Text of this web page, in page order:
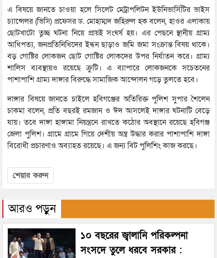
এ বিষয়ে জানতে চাওয়া হলে সিলেট মেট্রাপলিটন ইউনিভার্সিটির ভাইস
চ্যান্সেলর (ভিসি) প্রফেসর ড. মোহাম্মদ জহিরুল হক বলেন, হাওর এলাকায়
ছোটখাটো তুচ্ছ ঘটনা নিয়ে প্রায়ই সংঘর্ষ হয়। এর পেছনে স্থানীয় গ্রাম্য
আধিপত্য, জনপ্রতিনিধিদের ইন্ধন ছাড়াও জমি জমা সংক্রান্ত বিষয় থাকে।
বড় গোষ্টির লোকজন ছোট গোষ্টির লোকদের উপর নির্যাতন করে। গ্রাম্য
শালিস ব্যবস্থায়ও রয়েছে ক্রুটি। এ ব্যাপারে লোকজনকে সচেতনের
পাশাপাশি গ্রাম্য দাঙ্গার বিরুদ্ধে সামাজিক আন্দোলন গড়ে তুলতে হবে।
দাঙ্গার বিষয়ে জানতে চাইলে হবিগঞ্জের অতিরিক্ত পুলিশ সুপার শৈলেন
চাকমা বলেন, প্রতি বছরই রমজান ও ঈদ আসলেই দাঙ্গার ঘটনাটি বেড়ে
যায়। তবে দাঙ্গা হাঙ্গামা নিয়ন্ত্রনে রাখতে কঠোর অবস্থানে রয়েছে হবিগঞ্জ
জেলা পুলিশ। গ্রামে গ্রামে গিয়ে দেশীয় অস্ত্র উদ্ধার করার পাশাপাশি দাঙ্গা
বিরোধী প্রচারণাও অব্যাহত রয়েছে। এ জন্য বিট পুলিশিং কাজ করছে।
শেয়ার করুন
আরও পড়ুন
১০ বছরের জ্বালানি পরিকল্পনা
সংসদে তুলে ধরবে সরকার :